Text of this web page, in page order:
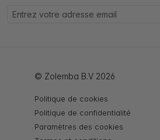
© Zolemba B.V 2026
Politique de cookies
Politique de confidentialité
Paramètres des cookies